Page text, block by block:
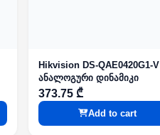
Hikvision DS-QAE0420G1-V
ანალოგური დინამიკი
373.75 ₾
Add to cart